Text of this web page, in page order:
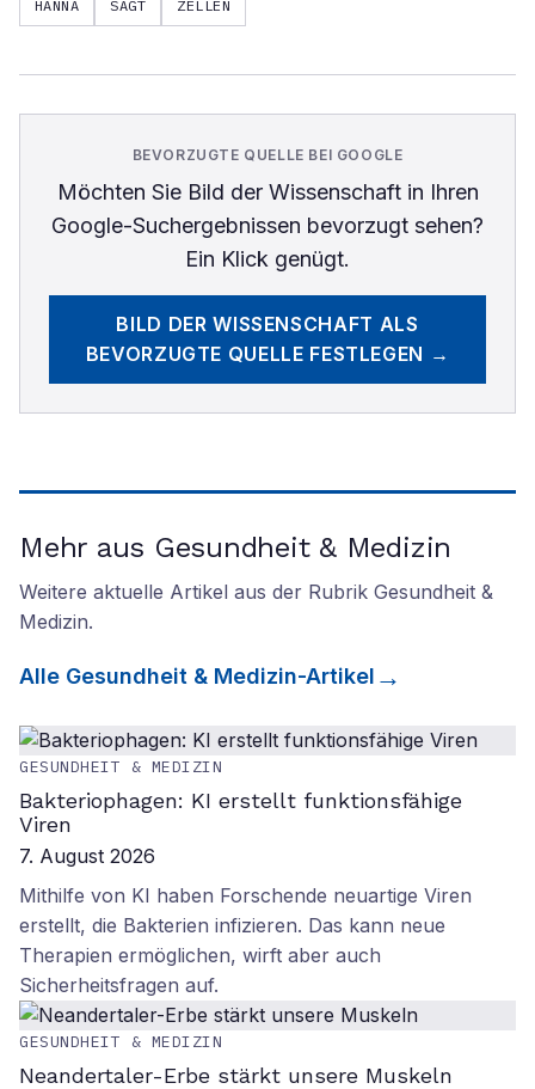
HANNA SAGT ZELLEN
BEVORZUGTE QUELLE BEI GOOGLE
Möchten Sie Bild der Wissenschaftin Ihren
Google-Suchergebnissen bevorzugt sehen?
Ein Klick genügt.
BILD DER WISSENSCHAFT ALS
BEVORZUGTE QUELLE FESTLEGEN →
Mehr aus Gesundheit & Medizin
Weitere aktuelle Artikel aus der Rubrik Gesundheit &
Medizin.
Alle Gesundheit & Medizin-Artikel
GESUNDHEIT & MEDIZIN
Bakteriophagen: KI erstellt funktionsfähige
Viren
7. August 2026
Mithilfe von KI haben Forschende neuartige Viren
erstellt, die Bakterien infizieren. Das kann neue
Therapien ermöglichen, wirft aber auch
Sicherheitsfragen auf.
GESUNDHEIT & MEDIZIN
Neandertaler-Erbe stärkt unsere Muskeln